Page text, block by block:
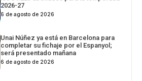
2026-27
6 de agosto de 2026
Unai Núñez ya está en Barcelona para
completar su fichaje por el Espanyol;
será presentado mañana
6 de agosto de 2026